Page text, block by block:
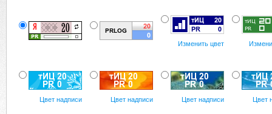
Изменить цвет
Цвет надписи Цвет надписи Цвет надписи Цвет